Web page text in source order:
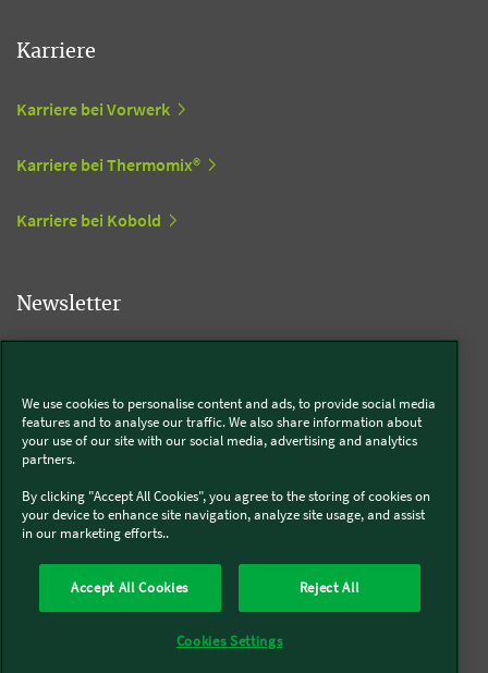
Karriere
Karriere bei Vorwerk
Karriere bei Thermomix®
Karriere bei Kobold
Newsletter
Social Media
Kobold
We use cookies to personalise content and ads, to provide social media
features and to analyse our traffic. We also share information about
your use of our site with our social media, advertising and analytics
partners.
By clicking "Accept All Cookies", you agree to the storing of cookies on
your device to enhance site navigation, analyze site usage, and assist
in our marketing efforts..
Accept All Cookies Reject All
Cookies Settings